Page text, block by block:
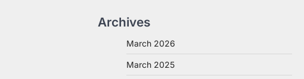
Archives
March 2026
March 2025